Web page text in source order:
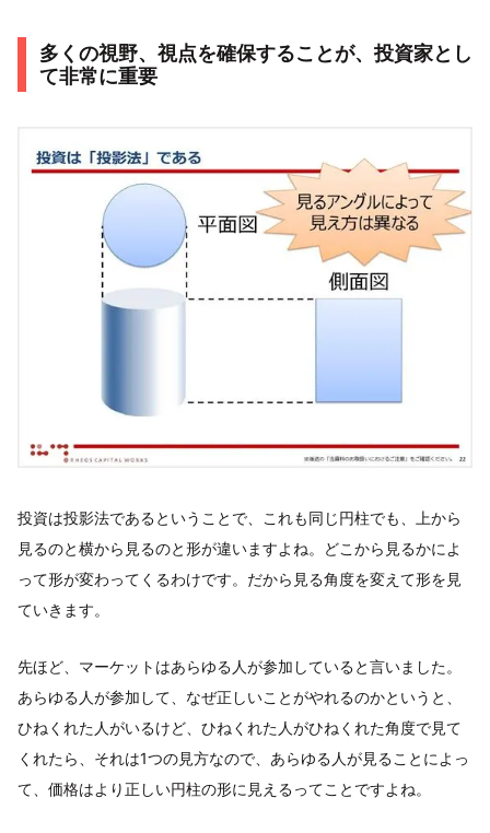
多くの視野、視点を確保することが、投資家とし
て非常に重要
投資は投影法であるということで、これも同じ円柱でも、上から
見るのと横から見るのと形が違いますよね。どこから見るかによ
って形が変わってくるわけです。だから見る角度を変えて形を見
ていきます。
先ほど、マーケットはあらゆる人が参加していると言いました。
あらゆる人が参加して、なぜ正しいことがやれるのかというと、
ひねくれた人がいるけど、ひねくれた人がひねくれた角度で見て
くれたら、それは1つの見方なので、あらゆる人が見ることによっ
て、価格はより正しい円柱の形に見えるってことですよね。